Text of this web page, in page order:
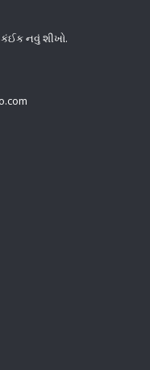
કંઈક નવું શીખો.